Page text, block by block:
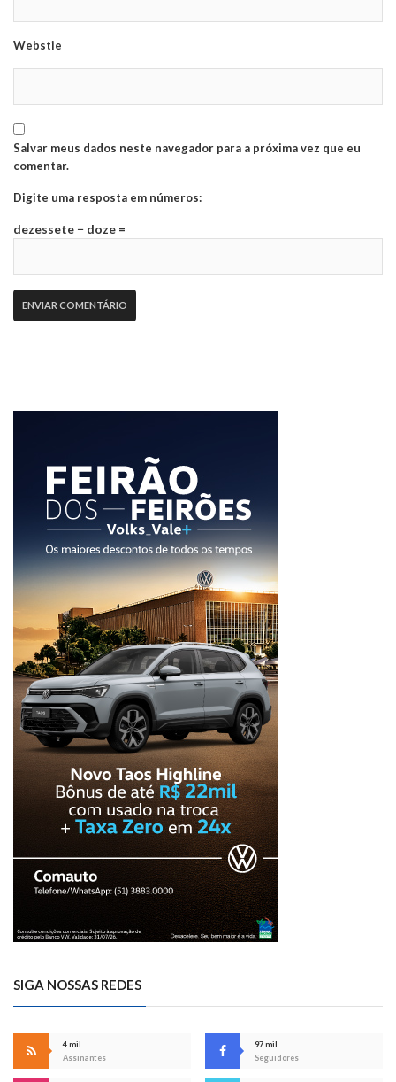
Webstie
Salvar meus dados neste navegador para a próxima vez que eu
comentar.
Digite uma resposta em números:
dezessete − doze =
SIGA NOSSAS REDES
4 mil
Assinantes
97 mil
Seguidores